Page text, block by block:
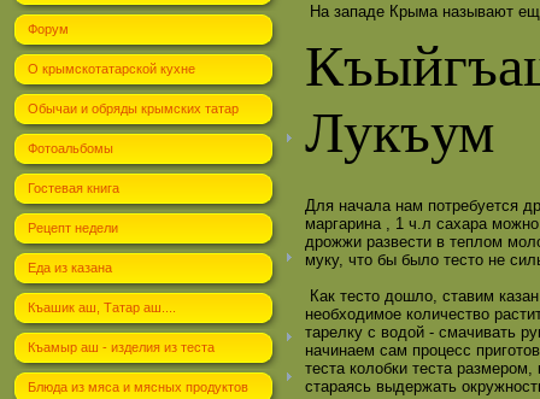
Форум
О крымскотатарской кухне
Обычаи и обряды крымских татар
Фотоальбомы
Гостевая книга
Рецепт недели
Еда из казана
Къашик аш, Татар аш....
Къамыр аш - изделия из теста
Блюда из мяса и мясных продуктов
На западе Крыма называют
Лукъум
Для начала нам потребуется
маргарина , 1 ч.л сахара
дрожжи развести в теплом
муку, что бы было тесто не
Как тесто дошло, ставим
необходимое количество
тарелку с водой - смачивать
начинаем сам процесс
теста колобки теста
стараясь выдержать